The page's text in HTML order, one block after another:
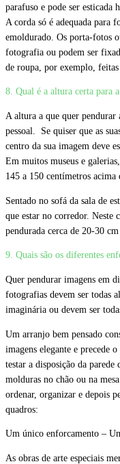
parafuso e pode ser esticada
A corda só é adequada para
emoldurado. Os porta-fotos
fotografia ou podem ser
de roupa, por exemplo, feitas
8. Qual é a altura certa para
A altura a que quer pendurar
pessoal. Se quiser que as
centro da sua imagem deve
Em muitos museus e
145 a 150 centímetros acima
Sentado no sofá da sala de
que estar no corredor. Neste
pendurada cerca de 20-30
9. Quais são os diferentes
Quer pendurar imagens em
fotografias devem ser todas
imaginária ou devem ser
Um arranjo bem pensado
imagens elegante e precede
testar a disposição da
molduras no chão ou na
ordenar, organizar e depois
quadros:
Um único enforcamento –
As obras de arte especiais